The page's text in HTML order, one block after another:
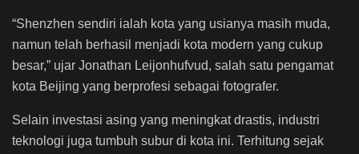
“Shenzhen sendiri ialah kota yang usianya masih muda,
namun telah berhasil menjadi kota modern yang cukup
besar,” ujar Jonathan Leijonhufvud, salah satu pengamat
kota Beijing yang berprofesi sebagai fotografer.
Selain investasi asing yang meningkat drastis, industri
teknologi juga tumbuh subur di kota ini. Terhitung sejak